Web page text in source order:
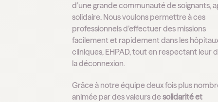
d’une grande communauté de soignants,
solidaire. Nous voulons permettre à ces
professionnels d’effectuer des missions
facilement et rapidement dans les
cliniques, EHPAD, tout en respectant leur
la déconnexion.
Grâce à notre équipe deux fois plus
animée par des valeurs desolidarité et